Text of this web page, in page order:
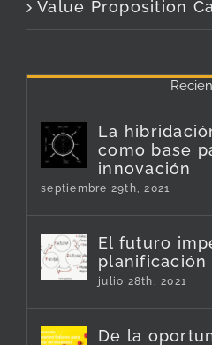
Value Proposition
La
como base
innovación
septiembre 29th, 2021
El futuro
planificación
julio 28th, 2021
De la